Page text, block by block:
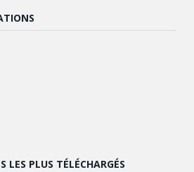
LES PLUS TÉLÉCHARGÉS